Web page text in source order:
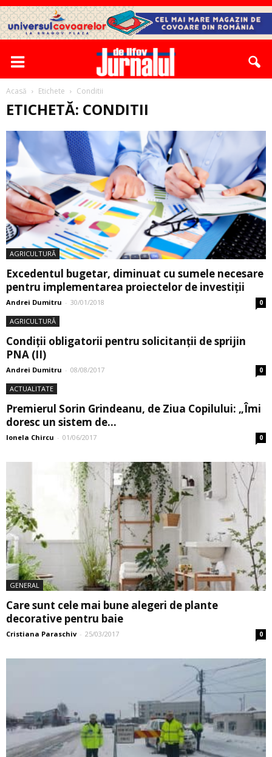
Acasă Etichete Conditii
ETICHETĂ: CONDITII
AGRICULTURĂ
Excedentul bugetar, diminuat cu sumele necesare
pentru implementarea proiectelor de investiții
Andrei Dumitru - 30/01/2018 0
AGRICULTURĂ
Condiţii obligatorii pentru solicitanţii de sprijin
PNA (II)
Andrei Dumitru - 08/08/2017 0
ACTUALITATE
Premierul Sorin Grindeanu, de Ziua Copilului: „Îmi
doresc un sistem de...
Ionela Chircu - 01/06/2017 0
GENERAL
Care sunt cele mai bune alegeri de plante
decorative pentru baie
Cristiana Paraschiv - 25/03/2017 0